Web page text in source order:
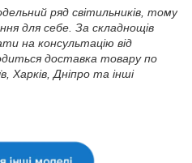
ряд світильників, тому
для себе. За складнощів
на консультацію від
доставка товару по
Харків, Дніпро та інші